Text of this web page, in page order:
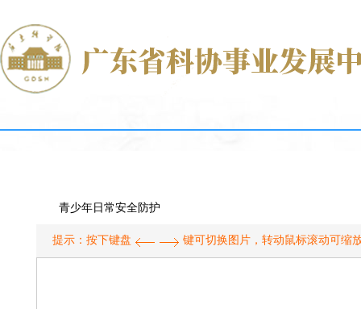
青少年日常安全防护
提示：按下键盘 键可切换图片，转动鼠标滚动可缩